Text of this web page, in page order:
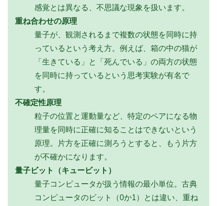
感覚とは異なる、不思議な現象を扱います。
重ね合わせの原理
量子が、観測されるまで複数の状態を同時に持
っているという考え方。例えば、箱の中の猫が
「生きている」と「死んでいる」の両方の状態
を同時に持っているという思考実験が有名で
す。
不確定性原理
粒子の位置と運動量など、特定のペアになる物
理量を同時に正確に知ることはできないという
原理。片方を正確に測ろうとすると、もう片方
が不確かになります。
量子ビット（キュービット）
量子コンピュータが扱う情報の最小単位。古典
コンピュータのビット（0か1）とは違い、重ね